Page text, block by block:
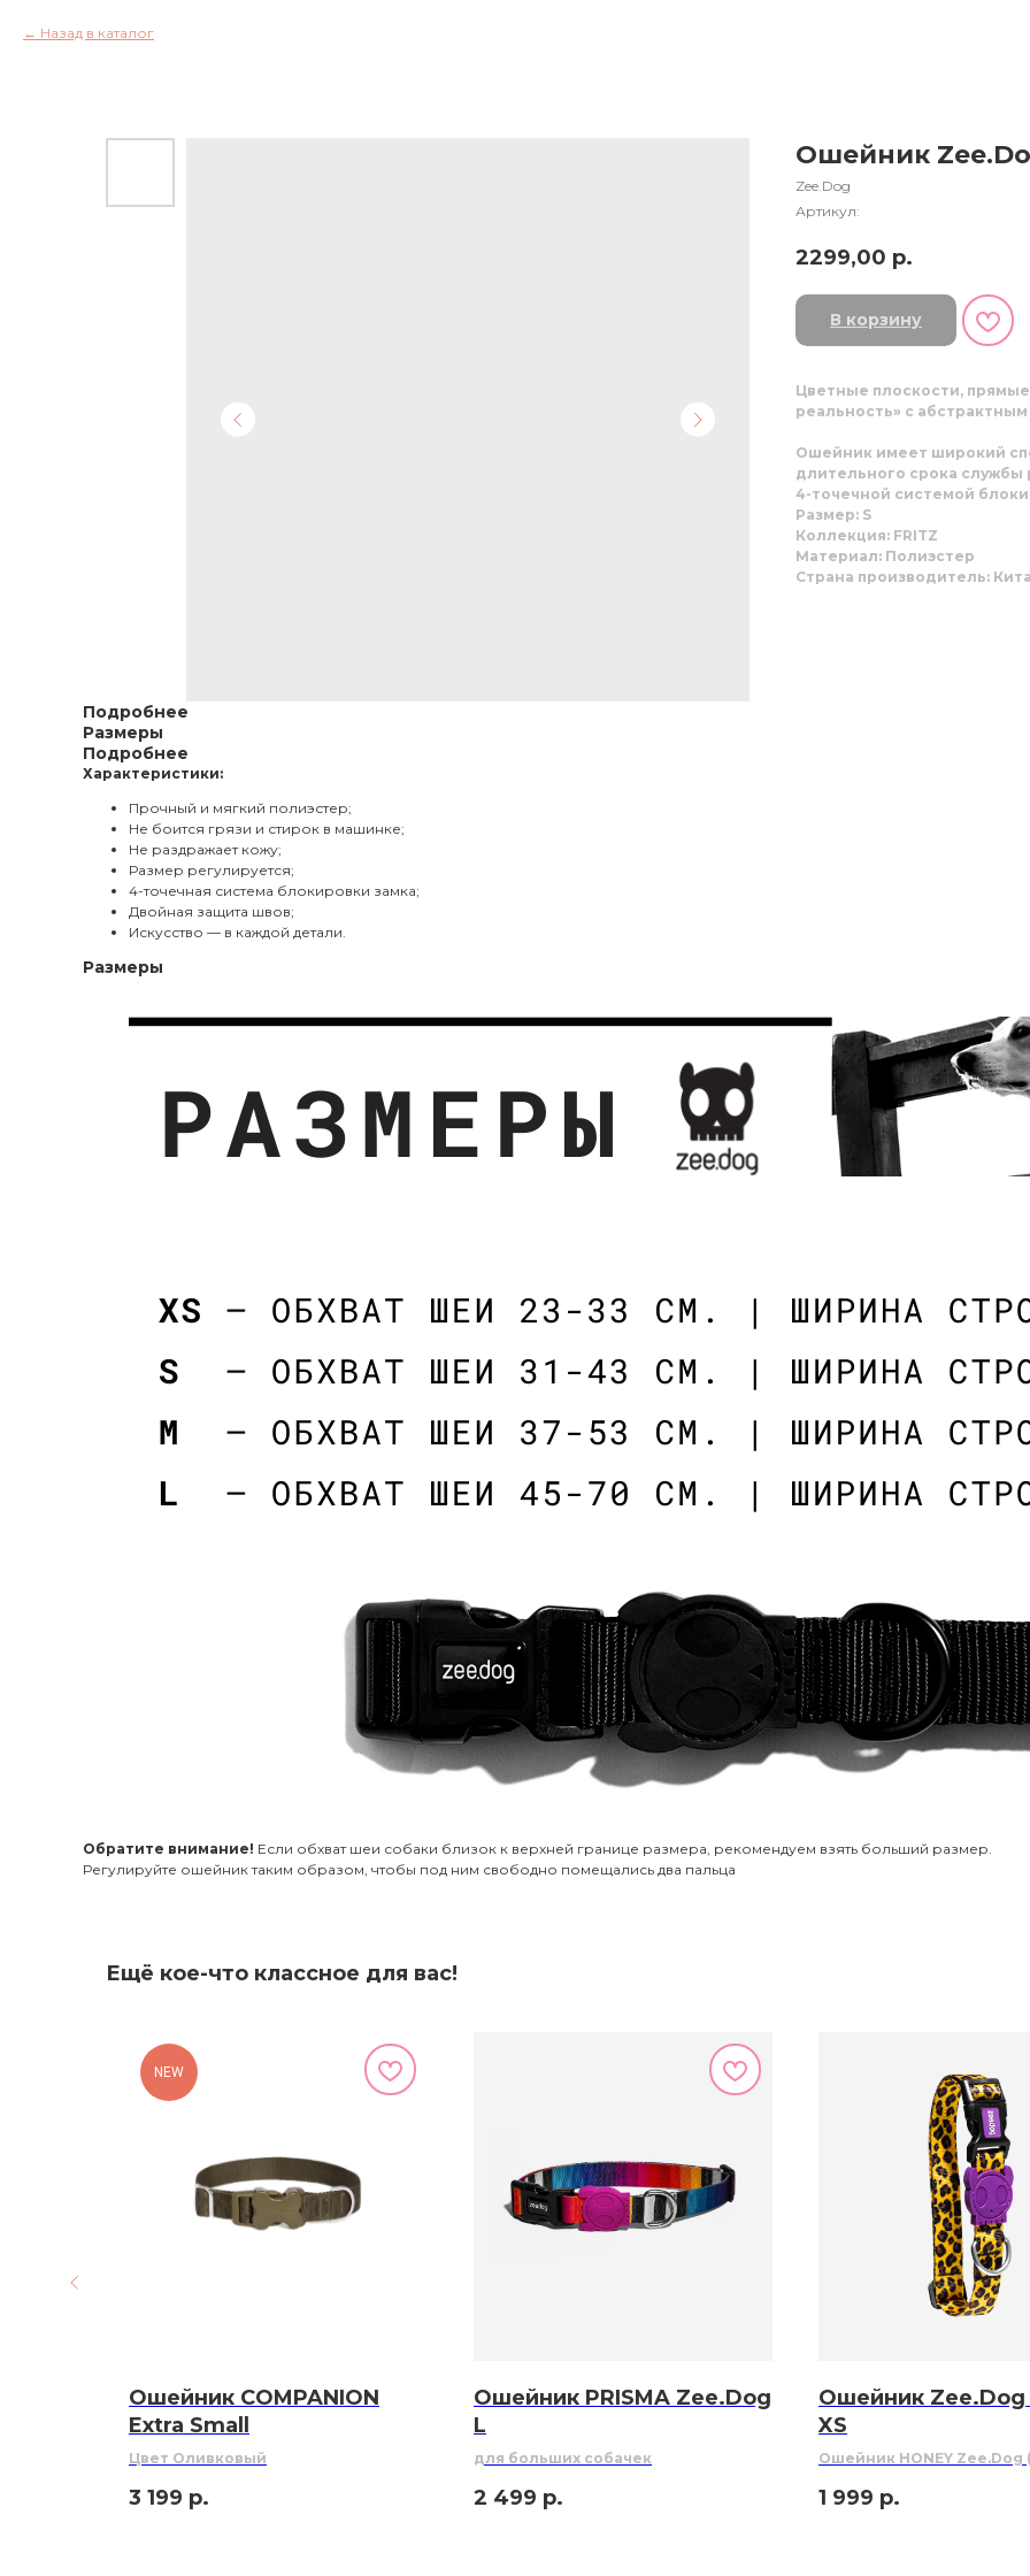
Назад в каталог
Ошейник
Zee.Dog
Артикул:
2299,00 р.
В корзину
Цветные плоскости,
реальность» с
Ошейник имеет широкий
длительного срока службы
4-точечной системой
Размер: S
Коллекция: FRITZ
Материал: Полиэстер
Страна производитель:
Подробнее
Размеры
Подробнее
Характеристики:
Прочный и мягкий полиэстер;
Не боится грязи и стирок в машинке;
Не раздражает кожу;
Размер регулируется;
4-точечная система блокировки замка;
Двойная защита швов;
Искусство — в каждой детали.
Размеры
Обратите внимание! Если обхват шеи собаки близок к верхней границе размера, рекомендуем взять больший размер.
Регулируйте ошейник таким образом, чтобы под ним свободно помещались два пальца
Ещё кое-что классное для вас!
NEW
Ошейник СOMPANION
Extra Small
Цвет Оливковый
3 199 р.
Ошейник PRISMA Zee.Dog
L
для больших собачек
2 499 р.
Ошейник Zee.Dog
XS
Ошейник HONEY
1 999 р.